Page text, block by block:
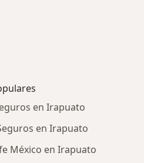
en Irapuato
en Irapuato
México en Irapuato